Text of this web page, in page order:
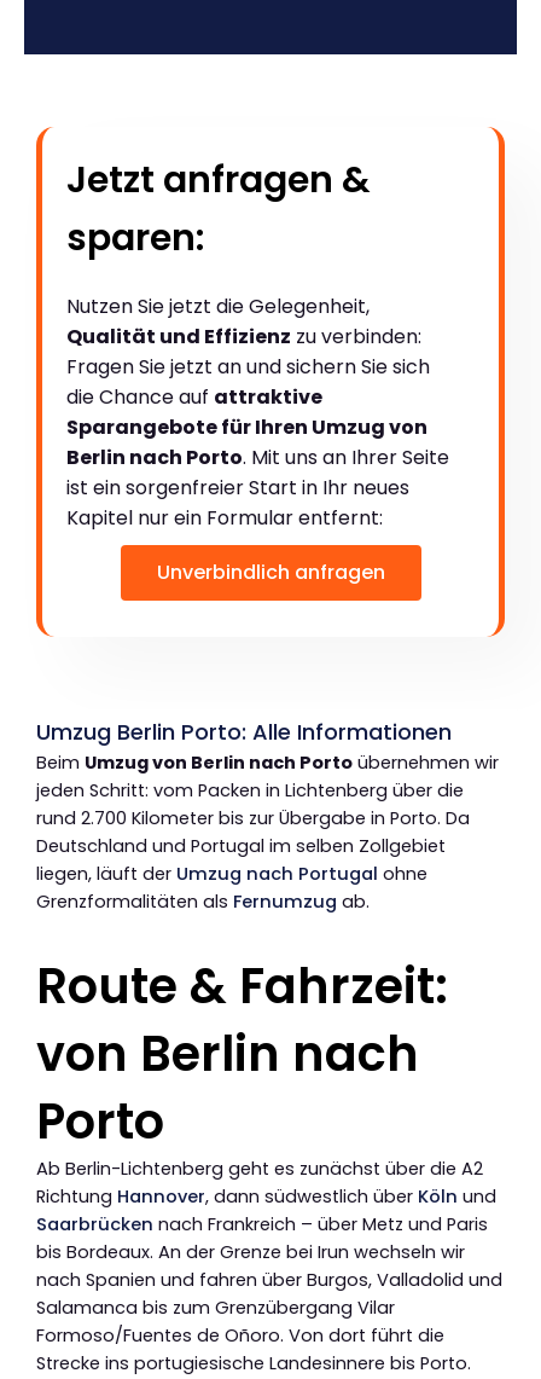
Jetzt anfragen &
sparen:
Nutzen Sie jetzt die Gelegenheit,
Qualität und Effizienz zu verbinden:
Fragen Sie jetzt an und sichern Sie sich
die Chance auf attraktive
Sparangebote für Ihren Umzug von
Berlin nach Porto. Mit uns an Ihrer Seite
ist ein sorgenfreier Start in Ihr neues
Kapitel nur ein Formular entfernt:
Unverbindlich anfragen
Umzug Berlin Porto: Alle Informationen
Beim Umzug von Berlin nach Porto übernehmen wir
jeden Schritt: vom Packen in Lichtenberg über die
rund 2.700 Kilometer bis zur Übergabe in Porto. Da
Deutschland und Portugal im selben Zollgebiet
liegen, läuft der Umzug nach Portugal ohne
Grenzformalitäten als Fernumzug ab.
Route & Fahrzeit:
von Berlin nach
Porto
Ab Berlin-Lichtenberg geht es zunächst über die A2
Richtung Hannover, dann südwestlich über Köln und
Saarbrücken nach Frankreich – über Metz und Paris
bis Bordeaux. An der Grenze bei Irun wechseln wir
nach Spanien und fahren über Burgos, Valladolid und
Salamanca bis zum Grenzübergang Vilar
Formoso/Fuentes de Oñoro. Von dort führt die
Strecke ins portugiesische Landesinnere bis Porto.